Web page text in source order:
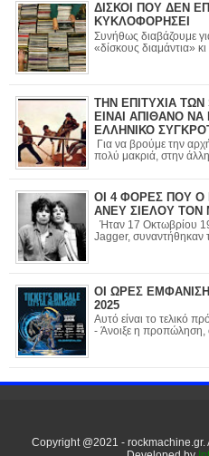
ΔΙΣΚΟΙ ΠΟΥ ΔΕΝ
ΚΥΚΛΟΦΟΡΗΣΕΙ
Συνήθως διαβάζουμε
«δίσκους διαμάντια»
ΤΗΝ ΕΠΙΤΥΧΙΑ ΤΩΝ
ΕΙΝΑΙ ΑΠΙΘΑΝΟ
ΕΛΛΗΝΙΚΟ
Για να βρούμε την αρχή των Sharp Ties,
πολύ μακριά, στην
ΟΙ 4 ΦΟΡΕΣ ΠΟΥ Ο
ΑΝΕΥ ΣΙΕΛΟΥ ΤΟΝ
Ήταν 17 Οκτωβρίου 1961 όταν οι
Jagger,
ΟΙ ΩΡΕΣ
2025
Αυτό είναι το τελικό πρόγραμμα του
- Άνοιξε η προπώληση,
Copyright @2021 -